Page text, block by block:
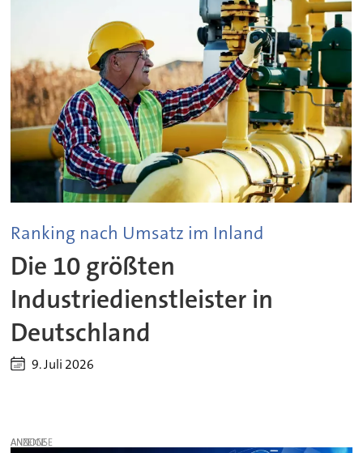
Ranking nach Umsatz im Inland
Die 10 größten
Industriedienstleister in
Deutschland
9. Juli 2026
ANZEIGE